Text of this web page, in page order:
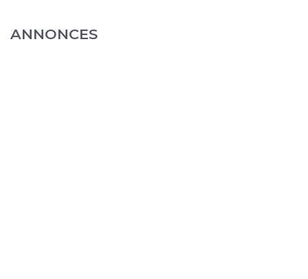
ANNONCES